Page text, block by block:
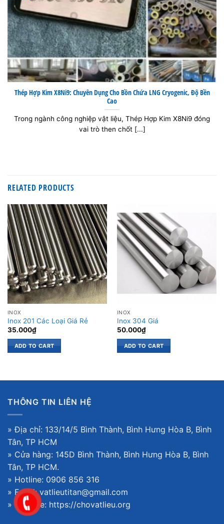
Thép Hợp Kim X8Ni9: Chuyên Dụng Cho Bồn Chứa LNG Cryogenic, Độ Bền
Cao
Trong ngành công nghiệp vật liệu, Thép Hợp Kim X8Ni9 đóng
vai trò then chốt [...]
RELATED PRODUCTS
INOX
Inox 201 Các Loại Giá Rẻ
35.000₫
ADD TO CART
INOX
Inox 304 Giá
50.000₫
ADD TO CART
THÔNG TIN LIÊN HỆ
» Địa chỉ: 133/14/5 Bình Thành, Bình Hưng Hòa B, Bình
Tân, TP HCM
» Cửa hàng: 145D Bình Thành, Bình Hưng Hòa B, Bình
Tân, TP HCM.
» Hotline: 0906 856 316
» Email: vatlieutitan@gmail.com
» Website: https://chovatlieu.org